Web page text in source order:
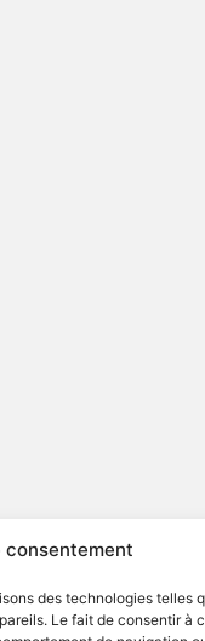
consentement
des technologies telles
Le fait de consentir à